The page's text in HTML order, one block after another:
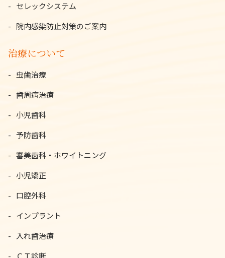
セレックシステム
院内感染防止対策のご案内
治療について
虫歯治療
歯周病治療
小児歯科
予防歯科
審美歯科・ホワイトニング
小児矯正
口腔外科
インプラント
入れ歯治療
ＣＴ診断